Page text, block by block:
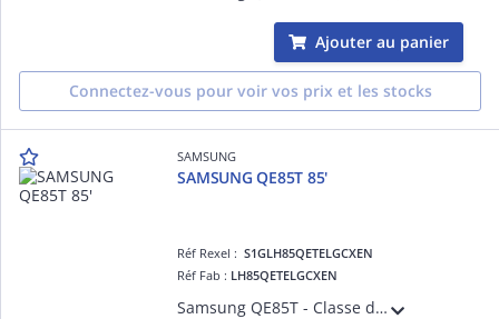
Ajouter au panier
Connectez-vous pour voir vos prix et les stocks
SAMSUNG
SAMSUNG QE85T 85'
Réf Rexel :S1GLH85QETELGCXEN
Réf Fab : LH85QETELGCXEN
Samsung QE85T - Classe de diagonale 85' QET Series écran LCD rétro-éclairé par LED - signalisation numérique - Tizen OS - 4K UHD (2160p) 3840 x 2160